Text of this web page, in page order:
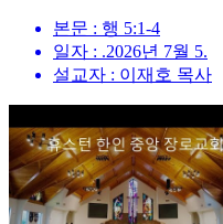
본문 : 행 5:1-4
일자 : .2026년 7월 5.
설교자 : 이재호 목사